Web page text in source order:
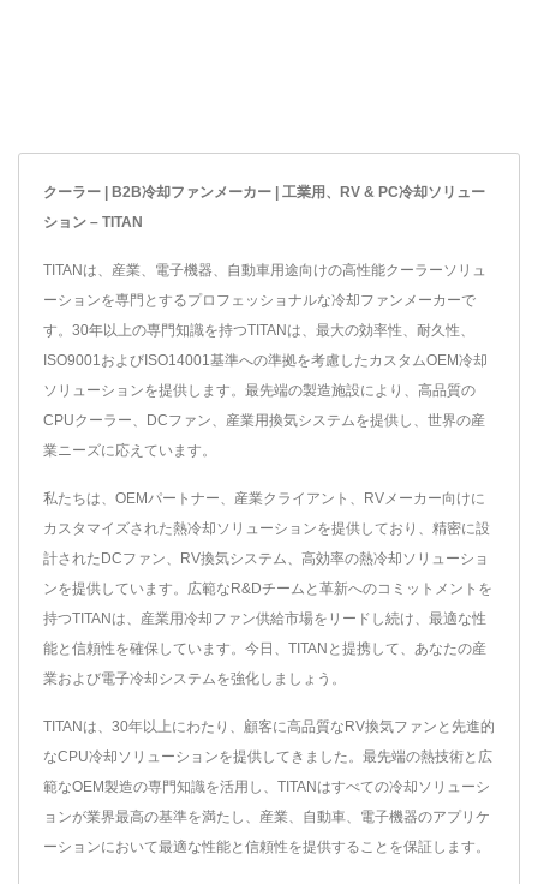
クーラー | B2B冷却ファンメーカー | 工業用、RV & PC冷却ソリュー
ション – TITAN
TITANは、産業、電子機器、自動車用途向けの高性能クーラーソリュ
ーションを専門とするプロフェッショナルな冷却ファンメーカーで
す。30年以上の専門知識を持つTITANは、最大の効率性、耐久性、
ISO9001およびISO14001基準への準拠を考慮したカスタムOEM冷却
ソリューションを提供します。最先端の製造施設により、高品質の
CPUクーラー、DCファン、産業用換気システムを提供し、世界の産
業ニーズに応えています。
私たちは、OEMパートナー、産業クライアント、RVメーカー向けに
カスタマイズされた熱冷却ソリューションを提供しており、精密に設
計されたDCファン、RV換気システム、高効率の熱冷却ソリューショ
ンを提供しています。広範なR&Dチームと革新へのコミットメントを
持つTITANは、産業用冷却ファン供給市場をリードし続け、最適な性
能と信頼性を確保しています。今日、TITANと提携して、あなたの産
業および電子冷却システムを強化しましょう。
TITANは、30年以上にわたり、顧客に高品質なRV換気ファンと先進的
なCPU冷却ソリューションを提供してきました。最先端の熱技術と広
範なOEM製造の専門知識を活用し、TITANはすべての冷却ソリューシ
ョンが業界最高の基準を満たし、産業、自動車、電子機器のアプリケ
ーションにおいて最適な性能と信頼性を提供することを保証します。